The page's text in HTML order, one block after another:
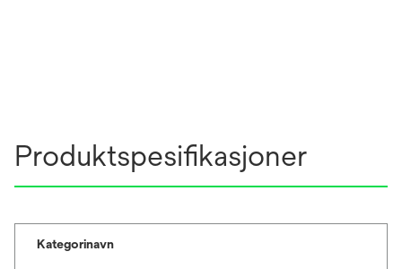
Produktspesifikasjoner
Kategorinavn